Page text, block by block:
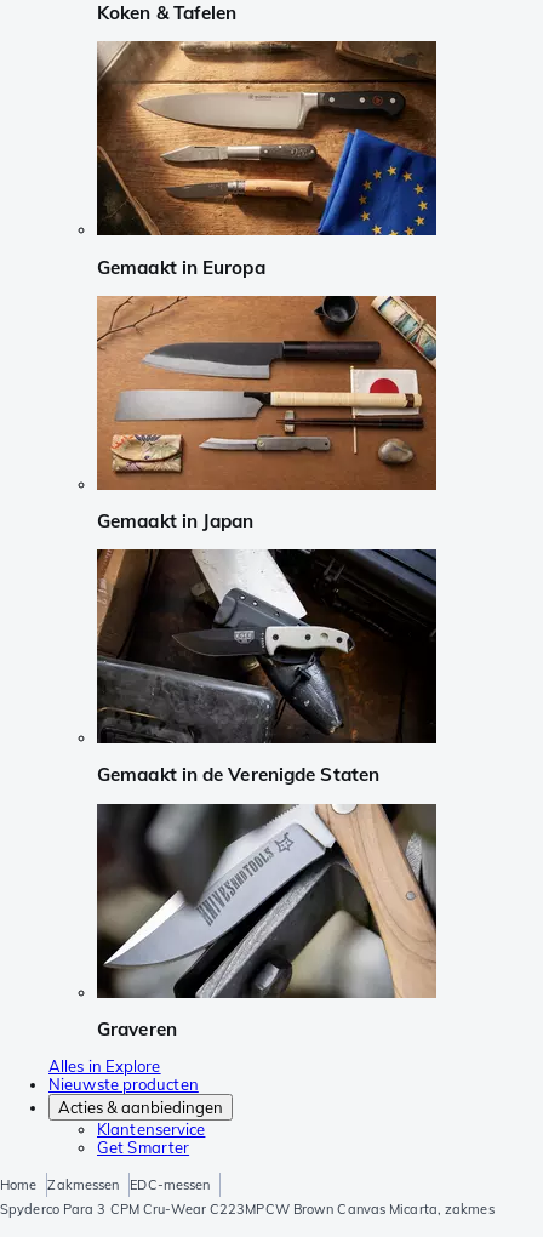
Koken & Tafelen
Gemaakt in Europa
Gemaakt in Japan
Gemaakt in de Verenigde Staten
Graveren
Alles in Explore
Nieuwste producten
Acties & aanbiedingen
Klantenservice
Get Smarter
Home Zakmessen
EDC-messen
Spyderco Para 3 CPM Cru-Wear C223MPCW Brown Canvas Micarta, zakmes